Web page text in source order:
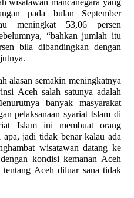
wisatawan mancanegara yang
pada bulan September
meningkat 53,06 persen
“bahkan jumlah itu
bila dibandingkan dengan
alasan semakin meningkatnya
Aceh salah satunya adalah
banyak masyarakat
pelaksanaan syariat Islam di
Islam ini membuat orang
apa, jadi tidak benar kalau ada
wisatawan datang ke
kondisi kemanan Aceh
Aceh diluar sana tidak